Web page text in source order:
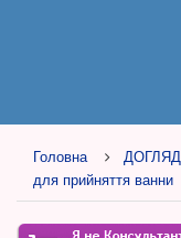
Головна ДОГЛЯД
для прийняття ванни